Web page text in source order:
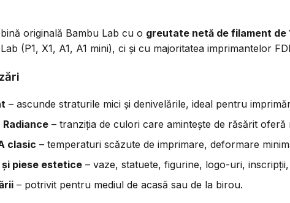
originală Bambu Lab cu o greutate netă de filament de
(P1, X1, A1, A1 mini), ci și cu majoritatea imprimantelor
– ascunde straturile mici și denivelările, ideal pentru
– tranziția de culori care amintește de răsărit
clasic – temperaturi scăzute de imprimare, deformare
piese estetice – vaze, statuete, figurine, logo-uri,
– potrivit pentru mediul de acasă sau de la birou.